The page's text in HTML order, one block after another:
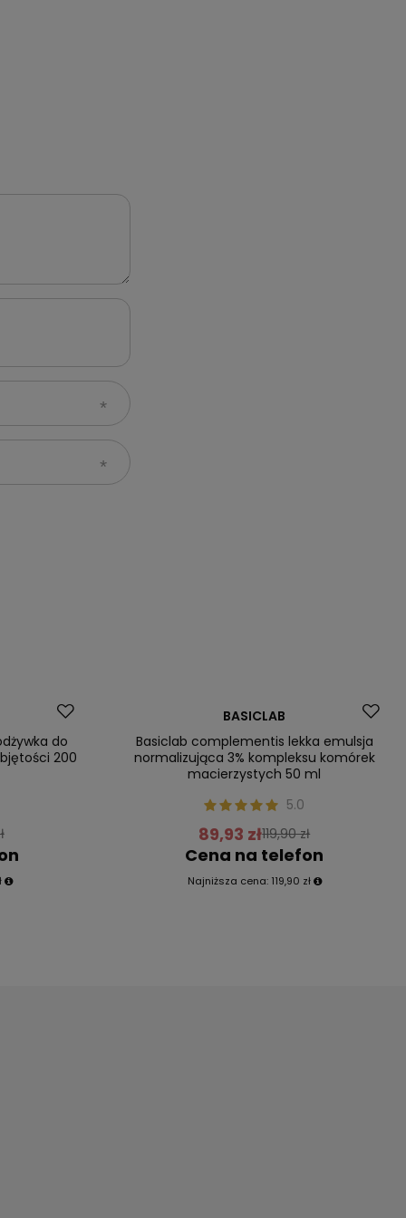
do
200
BASICLAB
Basiclab complementis lekka emulsja
normalizująca 3% kompleksu komórek
macierzystych 50 ml
5.0
89,93 zł119,90 zł
Cena na telefon
Najniższa cena: 119,90 zł